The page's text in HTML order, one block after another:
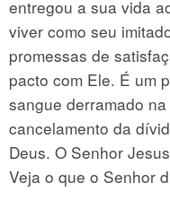
entregou a sua vida
viver como seu
promessas de
pacto com Ele. É um
sangue derramado
cancelamento da
Deus. O Senhor
Veja o que o Senhor